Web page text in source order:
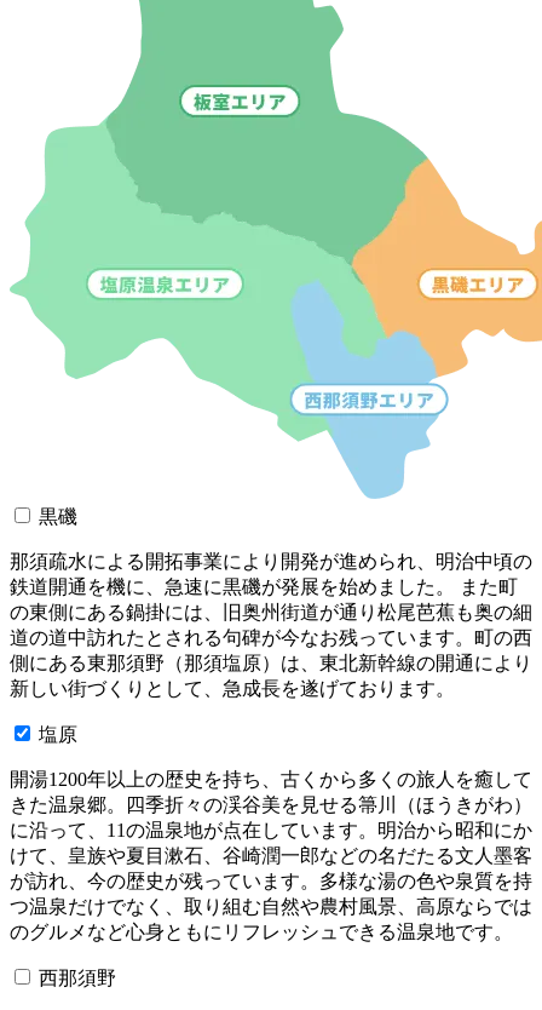
黒磯
那須疏水による開拓事業により開発が進められ、明治中頃の
鉄道開通を機に、急速に黒磯が発展を始めました。 また町
の東側にある鍋掛には、旧奥州街道が通り松尾芭蕉も奥の細
道の道中訪れたとされる句碑が今なお残っています。町の西
側にある東那須野（那須塩原）は、東北新幹線の開通により
新しい街づくりとして、急成長を遂げております。
塩原
開湯1200年以上の歴史を持ち、古くから多くの旅人を癒して
きた温泉郷。四季折々の渓谷美を見せる箒川（ほうきがわ）
に沿って、11の温泉地が点在しています。明治から昭和にか
けて、皇族や夏目漱石、谷崎潤一郎などの名だたる文人墨客
が訪れ、今の歴史が残っています。多様な湯の色や泉質を持
つ温泉だけでなく、取り組む自然や農村風景、高原ならでは
のグルメなど心身ともにリフレッシュできる温泉地です。
西那須野